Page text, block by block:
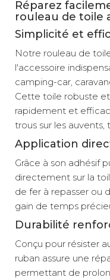
Réparez
rouleau de toile
Simplicité et
Notre rouleau de
l'accessoire
camping-car,
Cette toile robuste
rapidement et
trous sur les auvents,
Application
Grâce à son adhésif
directement sur la
de fer à repasser ou
gain de temps
Durabilité
Conçu pour résister
ruban assure une
permettant de